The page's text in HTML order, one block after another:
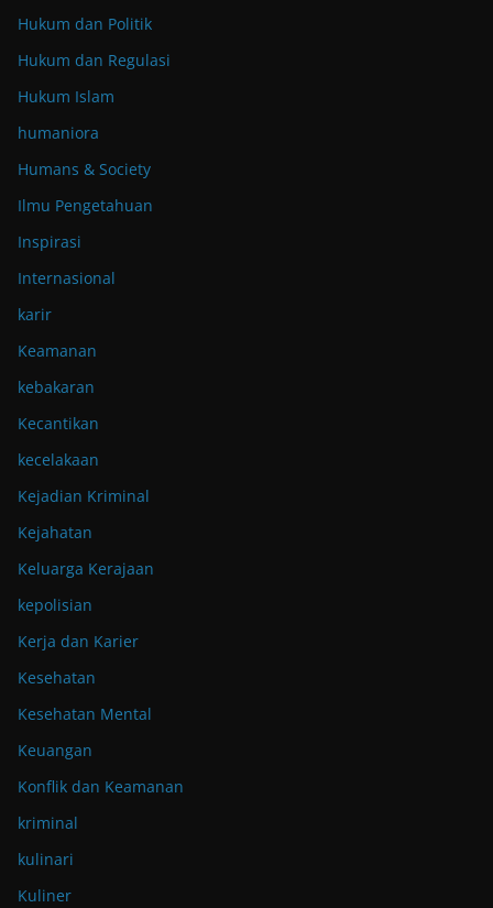
Hukum dan Politik
Hukum dan Regulasi
Hukum Islam
humaniora
Humans & Society
Ilmu Pengetahuan
Inspirasi
Internasional
karir
Keamanan
kebakaran
Kecantikan
kecelakaan
Kejadian Kriminal
Kejahatan
Keluarga Kerajaan
kepolisian
Kerja dan Karier
Kesehatan
Kesehatan Mental
Keuangan
Konflik dan Keamanan
kriminal
kulinari
Kuliner